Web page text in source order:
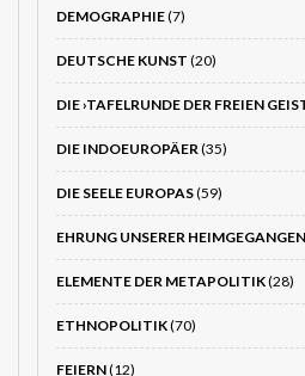
DEMOGRAPHIE(7)
DEUTSCHE KUNST (20)
DIE ›TAFELRUNDE DER FREIEN
DIE INDOEUROPÄER(35)
DIE SEELE EUROPAS(59)
EHRUNG UNSERER
ELEMENTE DER METAPOLITIK(28)
ETHNOPOLITIK(70)
FEIERN(12)